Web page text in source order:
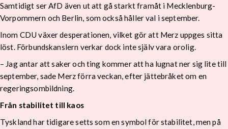
Samtidigt ser AfD även ut att gå starkt framåt i Mecklenburg-
Vorpommern och Berlin, som också håller val i september.
Inom CDU växer desperationen, vilket gör att Merz uppges sitta
löst. Förbundskanslern verkar dock inte själv vara orolig.
– Jag antar att saker och ting kommer att ha lugnat ner sig lite till
september, sade Merz förra veckan, efter jättebråket om en
regeringsombildning.
Från stabilitet till kaos
Tyskland har tidigare setts som en symbol för stabilitet, men på